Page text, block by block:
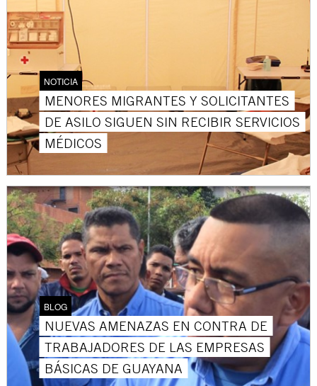
NOTICIA
MENORES MIGRANTES Y SOLICITANTES
DE ASILO SIGUEN SIN RECIBIR SERVICIOS
MÉDICOS
BLOG
NUEVAS AMENAZAS EN CONTRA DE
TRABAJADORES DE LAS EMPRESAS
BÁSICAS DE GUAYANA